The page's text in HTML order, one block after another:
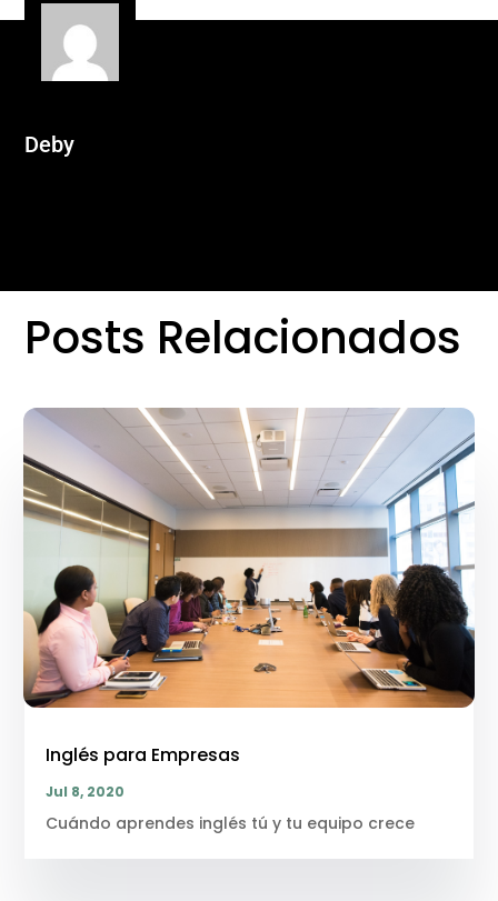
Deby
Posts Relacionados
Inglés para Empresas
Jul 8, 2020
Cuándo aprendes inglés tú y tu equipo crece